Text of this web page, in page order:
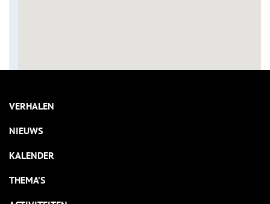
VERHALEN
NIEUWS
KALENDER
THEMA’S